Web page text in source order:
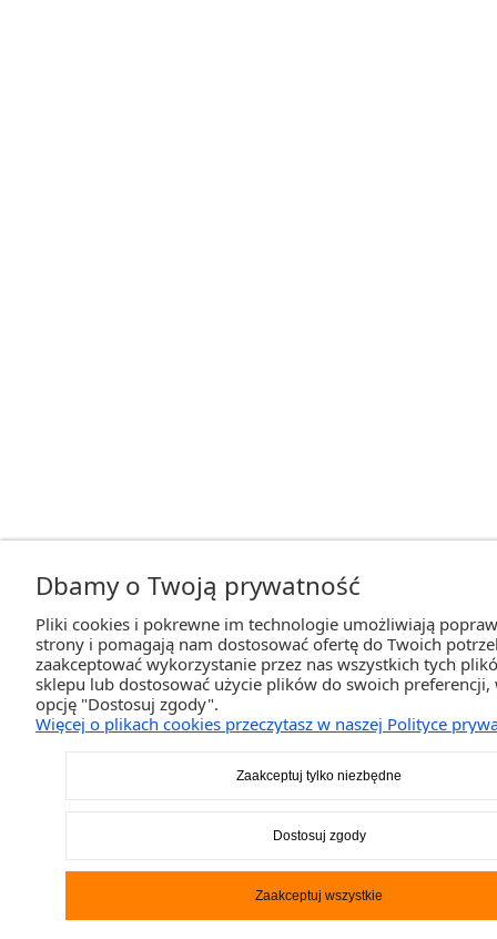
Dbamy o Twoją prywatność
Pliki cookies i pokrewne im technologie umożliwiają
strony i pomagają nam dostosować ofertę do Twoich
zaakceptować wykorzystanie przez nas wszystkich tych
sklepu lub dostosować użycie plików do swoich preferencji,
opcję "Dostosuj zgody".
Więcej o plikach cookies przeczytasz w naszej Polityce
Zaakceptuj tylko niezbędne
Dostosuj zgody
Zaakceptuj wszystkie